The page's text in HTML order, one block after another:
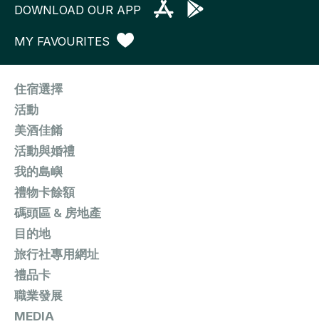
DOWNLOAD OUR APP
MY FAVOURITES
住宿選擇
活動
美酒佳餚
活動與婚禮
我的島嶼
禮物卡餘額
碼頭區 & 房地產
目的地
旅行社專用網址
禮品卡
職業發展
MEDIA